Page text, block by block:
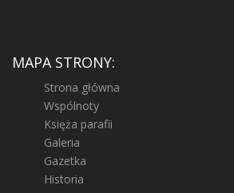
MAPA STRONY:
Strona główna
Wspólnoty
Księża parafii
Galeria
Gazetka
Historia